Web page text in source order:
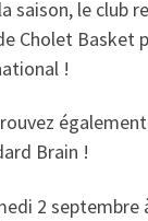
saison, le club
Cholet Basket
!
Brain !
2 septembre